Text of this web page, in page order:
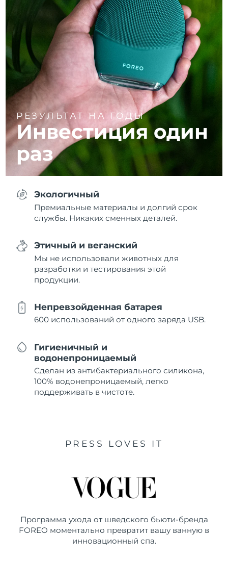
РЕЗУЛЬТАТ НА ГОДЫ
Инвестиция один
раз
Экологичный
Премиальные материалы и долгий срок
службы. Никаких сменных деталей.
Этичный и веганский
Мы не использовали животных для
разработки и тестирования этой
продукции.
Непревзойденная батарея
600 использований от одного заряда USB.
Гигиеничный и
водонепроницаемый
Сделан из антибактериального силикона,
100% водонепроницаемый, легко
поддерживать в чистоте.
PRESS LOVES IT
Программа ухода от шведского бьюти-бренда
FOREO моментально превратит вашу ванную в
инновационный спа.